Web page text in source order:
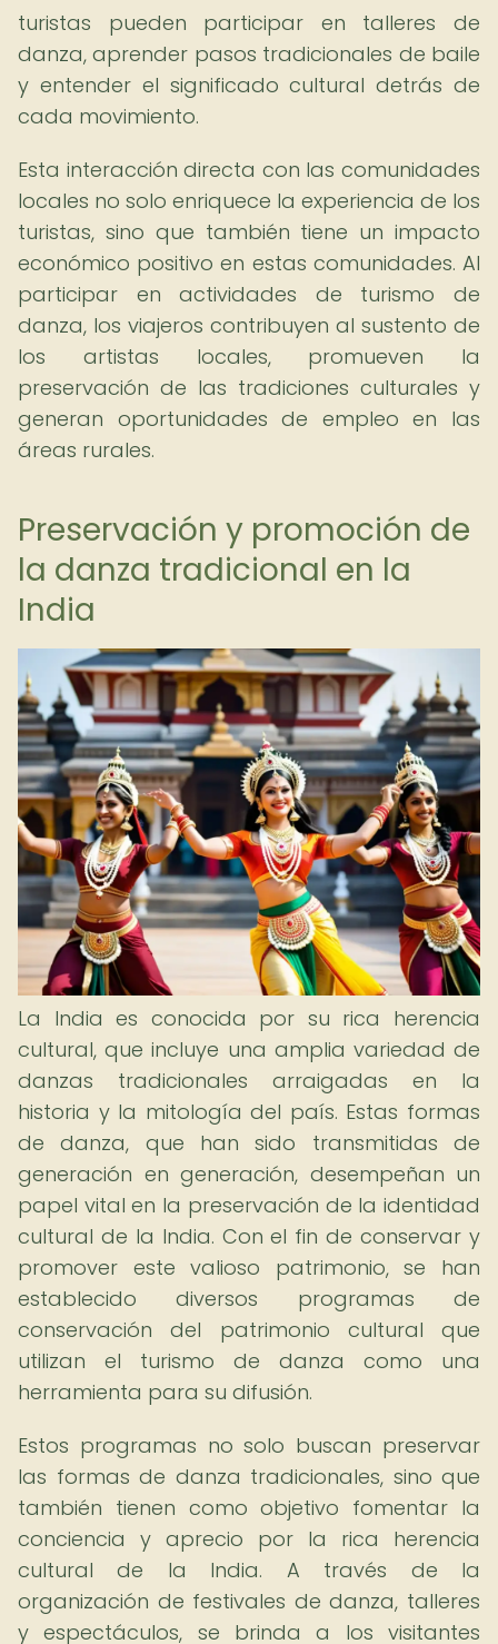
turistas pueden participar en talleres de
danza, aprender pasos tradicionales de baile
y entender el significado cultural detrás de
cada movimiento.
Esta interacción directa con las comunidades
locales no solo enriquece la experiencia de los
turistas, sino que también tiene un impacto
económico positivo en estas comunidades. Al
participar en actividades de turismo de
danza, los viajeros contribuyen al sustento de
los artistas locales, promueven la
preservación de las tradiciones culturales y
generan oportunidades de empleo en las
áreas rurales.
Preservación y promoción de
la danza tradicional en la
India
La India es conocida por su rica herencia
cultural, que incluye una amplia variedad de
danzas tradicionales arraigadas en la
historia y la mitología del país. Estas formas
de danza, que han sido transmitidas de
generación en generación, desempeñan un
papel vital en la preservación de la identidad
cultural de la India. Con el fin de conservar y
promover este valioso patrimonio, se han
establecido diversos programas de
conservación del patrimonio cultural que
utilizan el turismo de danza como una
herramienta para su difusión.
Estos programas no solo buscan preservar
las formas de danza tradicionales, sino que
también tienen como objetivo fomentar la
conciencia y aprecio por la rica herencia
cultural de la India. A través de la
organización de festivales de danza, talleres
y espectáculos, se brinda a los visitantes